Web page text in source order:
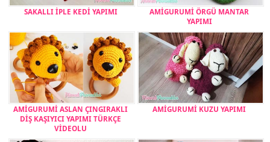
SAKALLI İPLE KEDİ YAPIMI
AMİGURUMİ ÖRGÜ MANTAR
YAPIMI
AMİGURUMİ ASLAN ÇINGIRAKLI
DİŞ KAŞIYICI YAPIMI TÜRKÇE
VİDEOLU
AMİGURUMİ KUZU YAPIMI